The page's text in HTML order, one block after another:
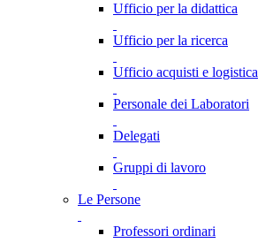
Ufficio per la didattica
Ufficio per la ricerca
Ufficio acquisti e logistica
Personale dei Laboratori
Delegati
Gruppi di lavoro
Le Persone
Professori ordinari